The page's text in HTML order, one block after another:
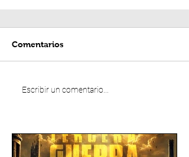
Comentarios
Escribir un comentario...